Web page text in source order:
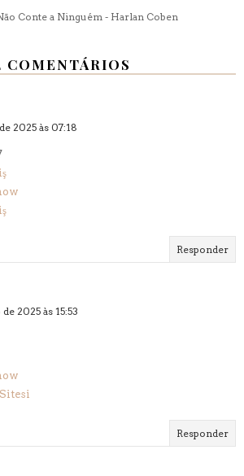
Conte a Ninguém - Harlan Coben
COMENTÁRIOS
2025 às 07:18
Responder
2025 às 15:53
Responder